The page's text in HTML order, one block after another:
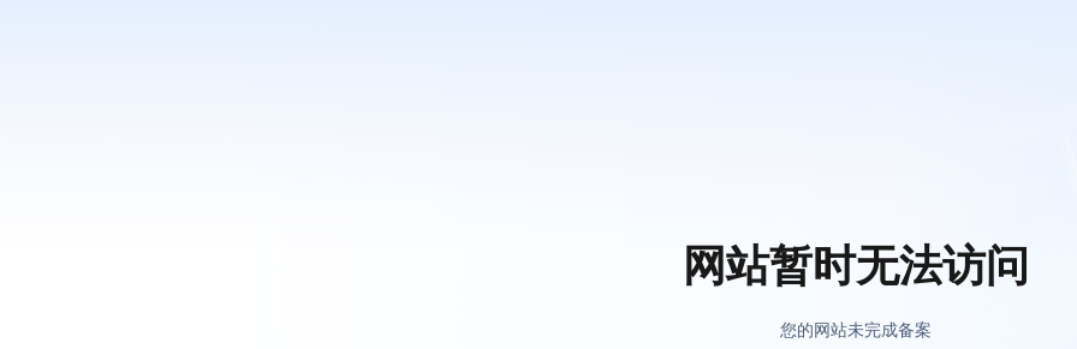
网站暂时无法访问
您的网站未完成备案